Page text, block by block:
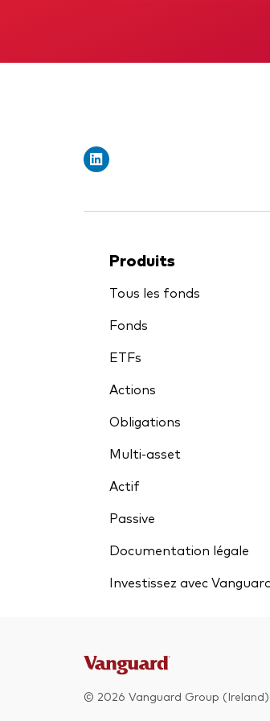
Produits
Tous les fonds
Fonds
ETFs
Actions
Obligations
Multi-asset
Actif
Passive
Documentation légale
Investissez avec
© 2026 Vanguard Group